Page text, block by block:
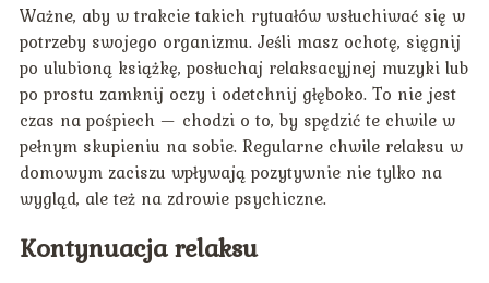
Ważne, aby w trakcie takich rytuałów wsłuchiwać się w
potrzeby swojego organizmu. Jeśli masz ochotę, sięgnij
po ulubioną książkę, posłuchaj relaksacyjnej muzyki lub
po prostu zamknij oczy i odetchnij głęboko. To nie jest
czas na pośpiech — chodzi o to, by spędzić te chwile w
pełnym skupieniu na sobie. Regularne chwile relaksu w
domowym zaciszu wpływają pozytywnie nie tylko na
wygląd, ale też na zdrowie psychiczne.
Kontynuacja relaksu